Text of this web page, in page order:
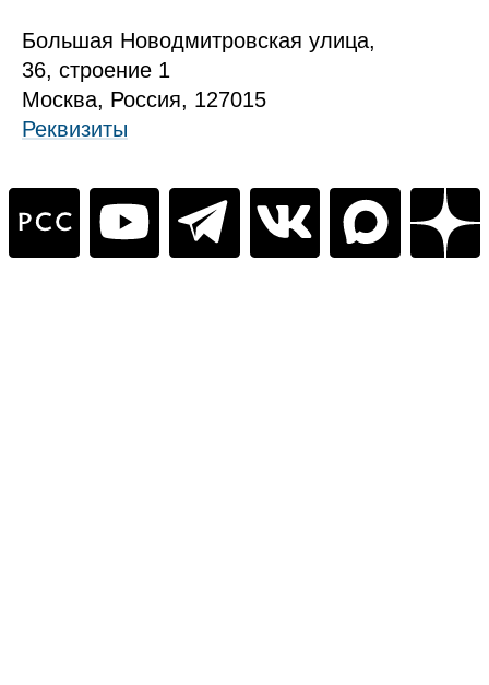
Большая Новодмитровская улица,
36, строение 1
Москва, Россия, 127015
Реквизиты